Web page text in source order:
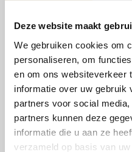
Deze website maakt
We gebruiken cookies om
personaliseren, om
en om ons websiteverkeer
informatie over uw gebruik
partners voor social
partners kunnen deze
informatie die u aan ze
verzameld op basis van
Uw adres
Uw e-mail